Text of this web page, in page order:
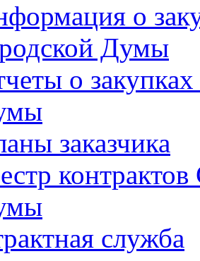
о
Думы
о
заказчика
служба